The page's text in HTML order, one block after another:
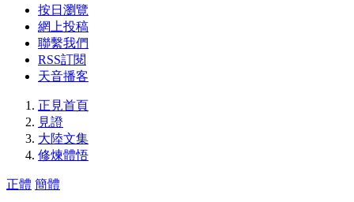
按日瀏覽
網上投稿
聯繫我們
RSS訂閱
天音播客
正見首頁
見證
大陸文集
修煉體悟
正體 簡體